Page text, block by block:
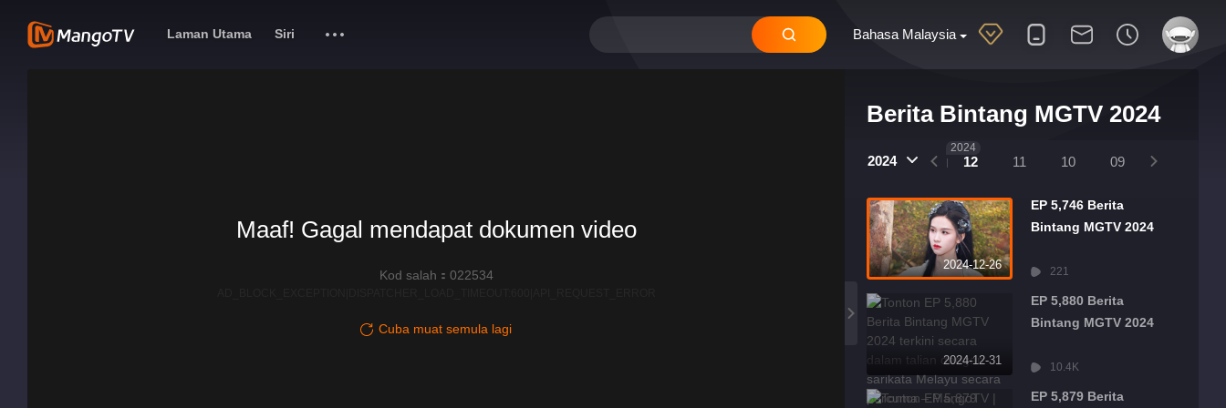
Bahasa Malaysia
Laman Utama Siri
Berita Bintang MGTV 2024
2024 01 12
2024
11 10 09
2024-12-26
EP 5,746 Berita
Bintang MGTV 2024
221
2024-12-31
EP 5,880 Berita
Bintang MGTV 2024
10.4K
EP 5,879 Berita
Maaf! Gagal mendapat dokumen video
Kod salah：022534
Cuba muat semula lagi